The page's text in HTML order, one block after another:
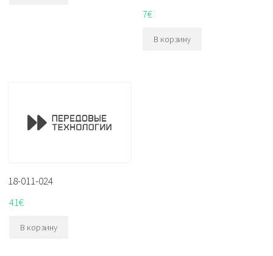
7€
В корзину
18-011-024
41€
В корзину